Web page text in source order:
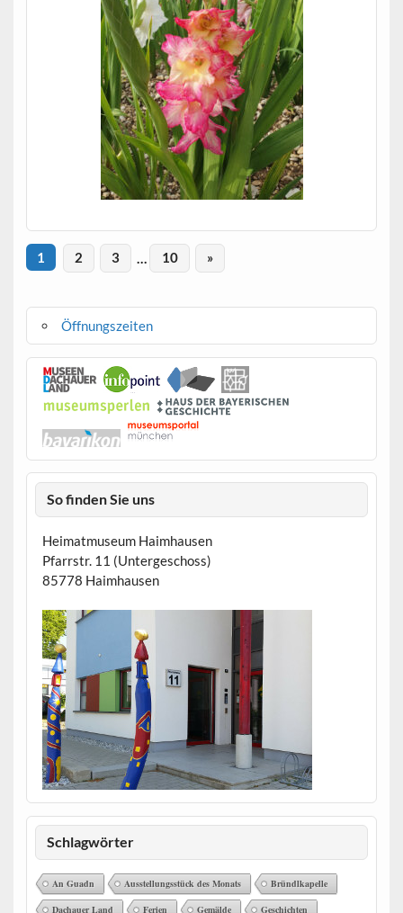
1 2 3 10 »
Öffnungszeiten
So finden Sie uns
Heimatmuseum Haimhausen
Pfarrstr. 11 (Untergeschoss)
85778 Haimhausen
Schlagwörter
An Guadn Ausstellungsstück des Monats Bründlkapelle
Dachauer Land Ferien Gemälde Geschichten